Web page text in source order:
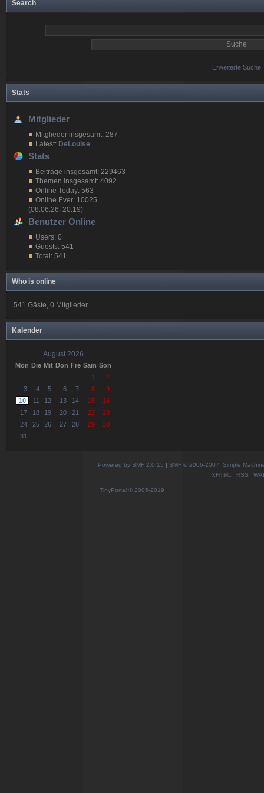
Search
Erweiterte Suche
Stats
Mitglieder
Mitglieder insgesamt: 287
Latest: DeLouise
Stats
Beiträge insgesamt: 229463
Themen insgesamt: 4092
Online Today: 563
Online Ever: 10025
(08.06.26, 20:19)
Benutzer Online
Users: 0
Guests: 541
Total: 541
Who is online
541 Gäste, 0 Mitglieder
Kalender
August 2026
Mon Die Mit Don Fre Sam Son
1
2
3
4 5 6 7 8
9
10
11 12 13 14 15
16
17
18 19 20 21 22
23
24
25 26 27 28 29
30
31
Powered by SMF 2.0.15 | SMF © 2006-2007, Simple
XHTML
RSS
TinyPortal © 2005-2019